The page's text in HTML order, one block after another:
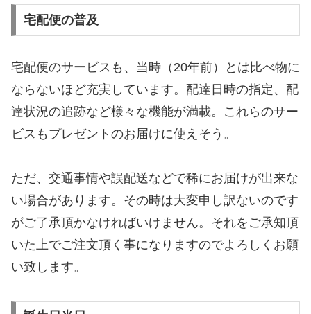
宅配便の普及
宅配便のサービスも、当時（20年前）とは比べ物に
ならないほど充実しています。配達日時の指定、配
達状況の追跡など様々な機能が満載。これらのサー
ビスもプレゼントのお届けに使えそう。
ただ、交通事情や誤配送などで稀にお届けが出来な
い場合があります。その時は大変申し訳ないのです
がご了承頂かなければいけません。それをご承知頂
いた上でご注文頂く事になりますのでよろしくお願
い致します。